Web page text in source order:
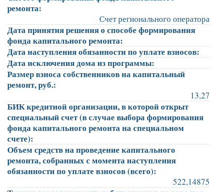
ремонта:
Счет регионального оператора
Дата принятия решения о способе формирования
фонда капитального ремонта:
Дата наступления обязанности по уплате взносов:
Дата исключения дома из программы:
Размер взноса собственников на капитальный
ремонт, руб.:
13,27
БИК кредитной организации, в которой открыт
специальный счет (в случае выбора формирования
фонда капитального ремонта на специальном
счете):
Объем средств на проведение капитального
ремонта, собранных с момента наступления
обязанности по уплате взносов (всего):
522,14875